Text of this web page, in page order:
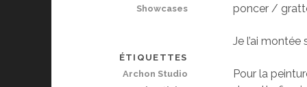
poncer /
Je l’ai
Pour la
Showcases
ÉTIQUETTES
Archon Studio